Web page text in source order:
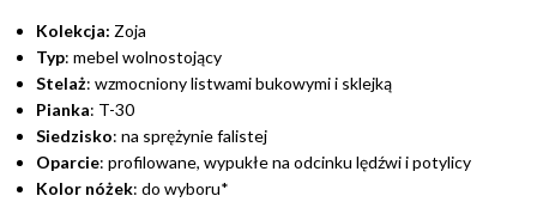
Kolekcja: Zoja
Typ: mebel wolnostojący
Stelaż: wzmocniony listwami bukowymi i sklejką
Pianka: T-30
Siedzisko: na sprężynie falistej
Oparcie: profilowane, wypukłe na odcinku lędźwi i potylicy
Kolor nóżek: do wyboru*